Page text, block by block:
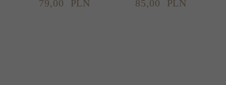
79,00 PLN 85,00 PLN